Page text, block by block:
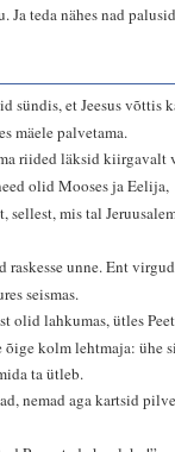
Ja teda nähes nad
sündis, et Jeesus võttis
mäele palvetama.
riided läksid kiirgavalt
olid Mooses ja Eelija,
sellest, mis tal
raskesse unne. Ent
seismas.
olid lahkumas, ütles
õige kolm lehtmaja: ühe
ta ütleb.
nemad aga kartsid